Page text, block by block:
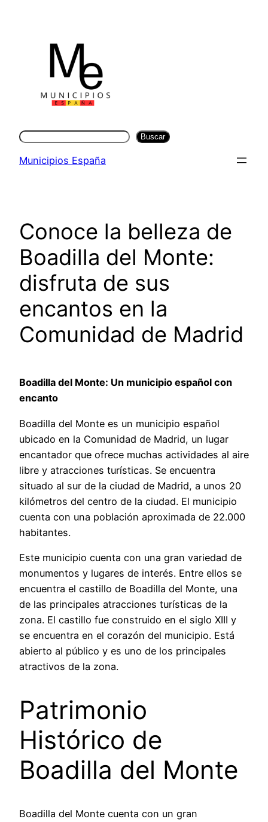
contenido
Buscar Buscar
Municipios España
Conoce la belleza de
Boadilla del Monte:
disfruta de sus
encantos en la
Comunidad de Madrid
Boadilla del Monte: Un municipio español con
encanto
Boadilla del Monte es un municipio español
ubicado en la Comunidad de Madrid, un lugar
encantador que ofrece muchas actividades al aire
libre y atracciones turísticas. Se encuentra
situado al sur de la ciudad de Madrid, a unos 20
kilómetros del centro de la ciudad. El municipio
cuenta con una población aproximada de 22.000
habitantes.
Este municipio cuenta con una gran variedad de
monumentos y lugares de interés. Entre ellos se
encuentra el castillo de Boadilla del Monte, una
de las principales atracciones turísticas de la
zona. El castillo fue construido en el siglo XIII y
se encuentra en el corazón del municipio. Está
abierto al público y es uno de los principales
atractivos de la zona.
Patrimonio
Histórico de
Boadilla del Monte
Boadilla del Monte cuenta con un gran